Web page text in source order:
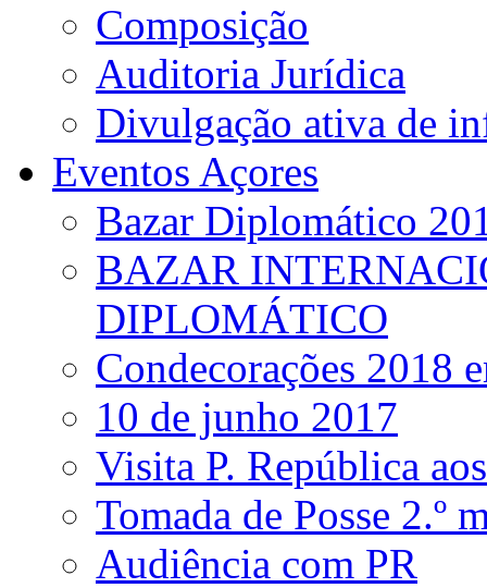
Composição
Auditoria Jurídica
Divulgação ativa de
Eventos Açores
Bazar Diplomático
BAZAR
DIPLOMÁTICO
Condecorações 2018
10 de junho 2017
Visita P. República
Tomada de Posse 2.º
Audiência com PR